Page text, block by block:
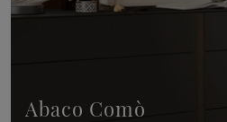
Abaco Comò